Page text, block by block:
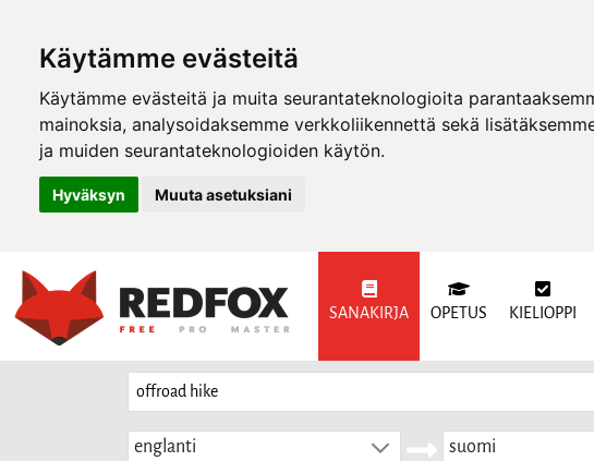
Käytämme evästeitä
Käytämme evästeitä ja muita seurantateknologioita
mainoksia, analysoidaksemme verkkoliikennettä sekä
ja muiden seurantateknologioiden käytön.
Hyväksyn Muuta asetuksiani
SANAKIRJA OPETUS KIELIOPPI
englanti suomi